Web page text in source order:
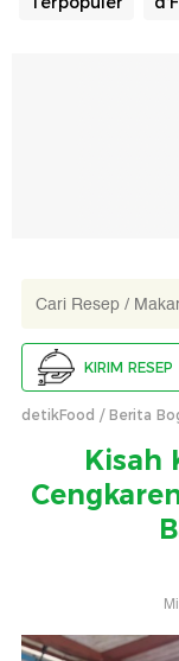
KIRIM RESEP
detikFood Berita
Kisah